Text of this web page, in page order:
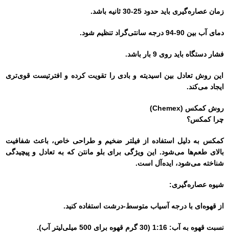
زمان عصاره‌گیری باید حدود 25-30 ثانیه باشد.
دمای آب بین 90-94 درجه سانتی‌گراد تنظیم شود.
فشار دستگاه باید روی 9 بار باشد.
این روش تعادل بین اسیدیته و بادی را تقویت کرده و افترتیست قوی‌تری
ایجاد می‌کند.
روش کمکس (Chemex)
چرا کمکس؟
کمکس به دلیل استفاده از فیلتر ضخیم و طراحی خاص، باعث شفافیت
بالای طعم‌ها می‌شود. این ویژگی برای بلو مانتن که به تعادل و پیچیدگی
شناخته می‌شود، ایده‌آل است.
شیوه عصاره‌گیری:
از قهوه‌ای با درجه آسیاب متوسط-درشت استفاده کنید.
نسبت قهوه به آب: 1:16 (30 گرم قهوه برای 500 میلی‌لیتر آب).